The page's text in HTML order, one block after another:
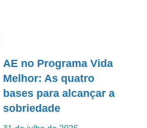
AE no Programa Vida
Melhor: As quatro
bases para alcançar a
sobriedade